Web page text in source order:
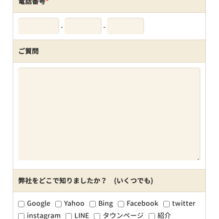
- -
ご質問
弊社をどこで知りましたか？ (いくつでも)
Google Yahoo Bing Facebook
twitter
instagram
LINE タウンページ 紹介